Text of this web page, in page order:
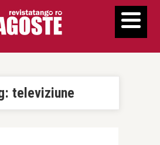
televiziune